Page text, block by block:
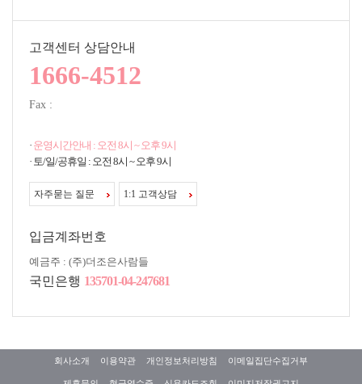
고객센터 상담안내
1666-4512
Fax :
· 운영시간안내 : 오전 8시 ~ 오후 9시
· 토/일/공휴일 : 오전 8시 ~ 오후 9시
자주묻는 질문 1:1 고객상담
입금계좌번호
예금주 : (주)더조은사람들
국민은행 135701-04-247681
회사소개 이용약관 개인정보처리방침 이메일집단수집거부